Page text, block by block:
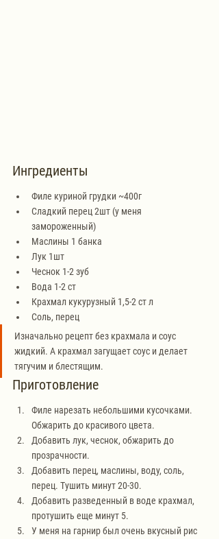
Ингредиенты
Филе куриной грудки ~400г
Сладкий перец 2шт (у меня
замороженный)
Маслины 1 банка
Лук 1шт
Чеснок 1-2 зуб
Вода 1-2 ст
Крахмал кукурузный 1,5-2 ст л
Соль, перец
Изначально рецепт без крахмала и соус
жидкий. А крахмал загущает соус и делает
тягучим и блестящим.
Приготовление
Филе нарезать небольшими кусочками.
Обжарить до красивого цвета.
Добавить лук, чеснок, обжарить до
прозрачности.
Добавить перец, маслины, воду, соль,
перец. Тушить минут 20-30.
Добавить разведенный в воде крахмал,
протушить еще минут 5.
У меня на гарнир был очень вкусный рис